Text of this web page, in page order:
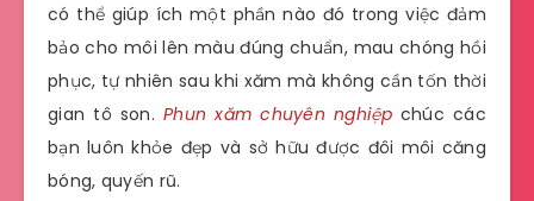
có thể giúp ích một phần nào đó trong việc đảm
bảo cho môi lên màu đúng chuẩn, mau chóng hồi
phục, tự nhiên sau khi xăm mà không cần tốn thời
gian tô son.Phun xăm chuyên nghiệpchúc các
bạn luôn khỏe đẹp và sở hữu được đôi môi căng
bóng, quyến rũ.